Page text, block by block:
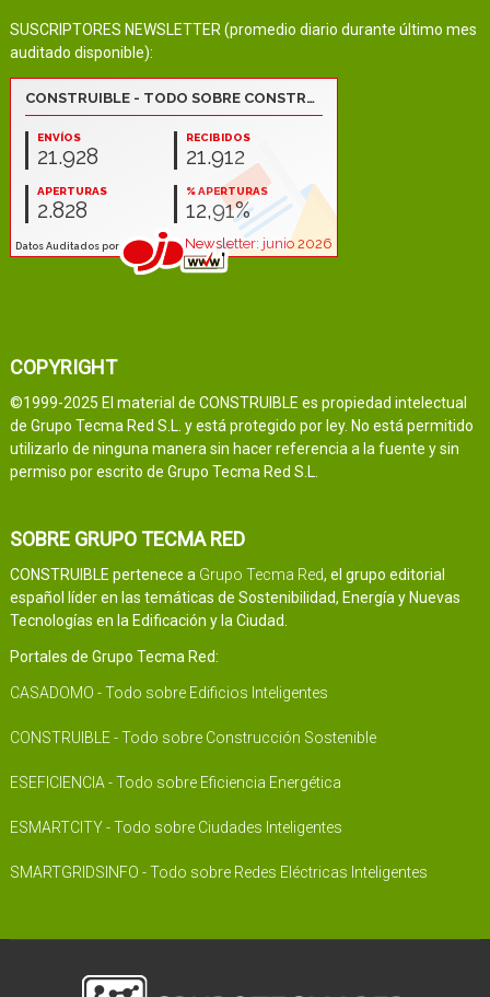
SUSCRIPTORES NEWSLETTER (promedio diario durante último mes
auditado disponible):
COPYRIGHT
©1999-2025 El material de CONSTRUIBLE es propiedad intelectual
de Grupo Tecma Red S.L. y está protegido por ley. No está permitido
utilizarlo de ninguna manera sin hacer referencia a la fuente y sin
permiso por escrito de Grupo Tecma Red S.L.
SOBRE GRUPO TECMA RED
CONSTRUIBLE pertenece a Grupo Tecma Red, el grupo editorial
español líder en las temáticas de Sostenibilidad, Energía y Nuevas
Tecnologías en la Edificación y la Ciudad.
Portales de Grupo Tecma Red:
CASADOMO - Todo sobre Edificios Inteligentes
CONSTRUIBLE - Todo sobre Construcción Sostenible
ESEFICIENCIA - Todo sobre Eficiencia Energética
ESMARTCITY - Todo sobre Ciudades Inteligentes
SMARTGRIDSINFO - Todo sobre Redes Eléctricas Inteligentes